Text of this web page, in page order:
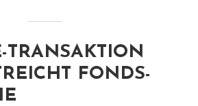
TRANSAKTION
FONDS-